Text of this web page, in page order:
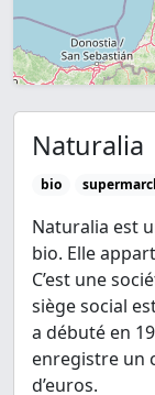
Naturalia
bio
Naturalia est
bio. Elle
C’est une
siège social
a débuté en
enregistre un
d’euros.